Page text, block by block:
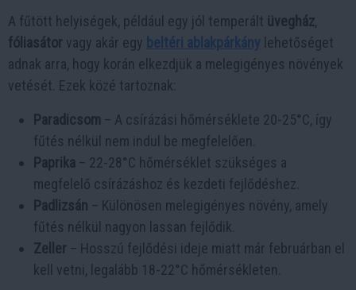
A fűtött helyiségek, például egy jól temperált üvegház,
fóliasátor vagy akár egy beltéri ablakpárkány lehetőséget
adnak arra, hogy korán elkezdjük a melegigényes növények
vetését. Ezek közé tartoznak:
Paradicsom – A csírázási hőmérséklete 20-25°C, így
fűtés nélkül nem indul be megfelelően.
Paprika – 22-28°C hőmérséklet szükséges a
megfelelő csírázáshoz és kezdeti fejlődéshez.
Padlizsán – Különösen melegigényes növény, amely
fűtés nélkül nagyon lassan fejlődik.
Zeller – Hosszú fejlődési ideje miatt már februárban el
kell vetni, legalább 18-22°C hőmérsékleten.